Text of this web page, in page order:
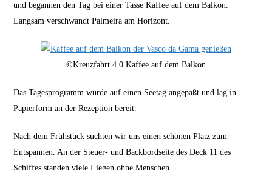
und begannen den Tag bei einer Tasse Kaffee auf dem Balkon.
Langsam verschwandt Palmeira am Horizont.
©Kreuzfahrt 4.0 Kaffee auf dem Balkon
Das Tagesprogramm wurde auf einen Seetag angepaßt und lag in
Papierform an der Rezeption bereit.
Nach dem Frühstück suchten wir uns einen schönen Platz zum
Entspannen. An der Steuer- und Backbordseite des Deck 11 des
Schiffes standen viele Liegen ohne Menschen.